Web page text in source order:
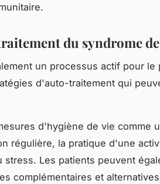
du syndrome
un processus actif pour le
d'auto-traitement qui
d'hygiène de vie comme
régulière, la pratique d'une
Les patients peuvent
complémentaires et